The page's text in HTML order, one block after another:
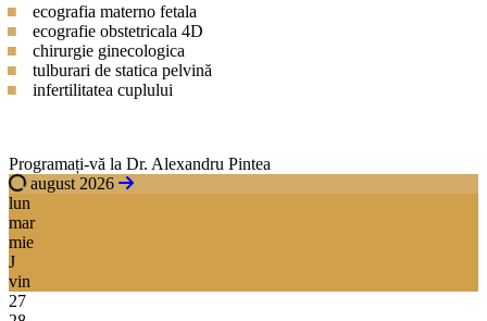
ecografia materno fetala
ecografie obstetricala 4D
chirurgie ginecologica
tulburari de statica pelvină
infertilitatea cuplului
Programați-vă la Dr. Alexandru Pintea
august 2026
lun
mar
mie
J
vin
27